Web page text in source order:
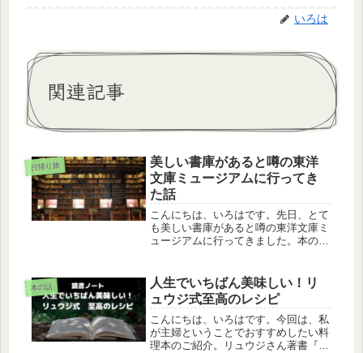
いろは
関連記事
日帰り旅
美しい書庫があると噂の東洋
文庫ミュージアムに行ってき
た話
こんにちは、いろはです。先日、とて
も美しい書庫があると噂の東洋文庫ミ
ュージアムに行ってきました。本の世
ょうか？東洋文庫ミュージアムとは？
東洋文庫ミュージアムは、アジア全域
の...
本の話
人生でいちばん美味しい！リ
ュウジ式至高のレシピ
こんにちは、いろはです。今回は、私
が主婦ということでおすすめしたい料
理本のご紹介。リュウジさん著書『人